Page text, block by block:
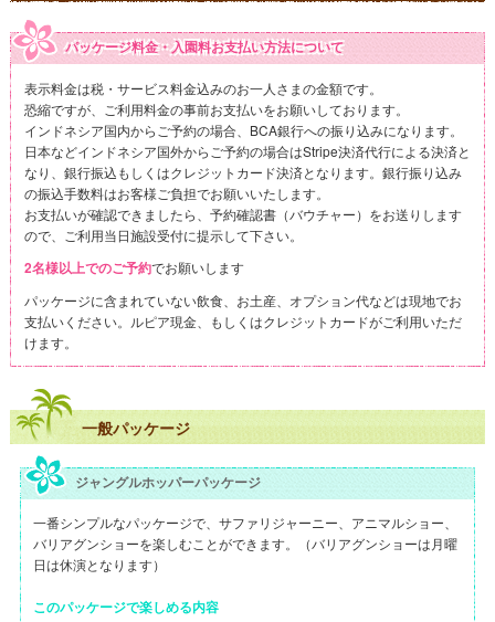
パッケージ料金・入園料お支払い方法について
表示料金は税・サービス料金込みのお一人さまの金額です。
恐縮ですが、ご利用料金の事前お支払いをお願いしております。
インドネシア国内からご予約の場合、BCA銀行への振り込みになります。
日本などインドネシア国外からご予約の場合はStripe決済代行による決済と
なり、銀行振込もしくはクレジットカード決済となります。銀行振り込み
の振込手数料はお客様ご負担でお願いいたします。
お支払いが確認できましたら、予約確認書（バウチャー）をお送りします
ので、ご利用当日施設受付に提示して下さい。
2名様以上でのご予約でお願いします
パッケージに含まれていない飲食、お土産、オプション代などは現地でお
支払いください。ルピア現金、もしくはクレジットカードがご利用いただ
けます。
一般パッケージ
ジャングルホッパーパッケージ
一番シンプルなパッケージで、サファリジャーニー、アニマルショー、
バリアグンショーを楽しむことができます。（バリアグンショーは月曜
日は休演となります）
このパッケージで楽しめる内容